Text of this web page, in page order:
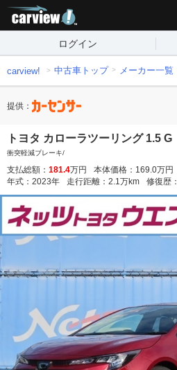
ログイン
carview! 中古車トップ メーカー一覧
提供：
トヨタ カローラツーリング 1.5 G
衝突軽減ブレーキ/
支払総額： 181.4万円 本体価格： 169.0万円
年式： 2023年 走行距離： 2.1万km 修復歴：